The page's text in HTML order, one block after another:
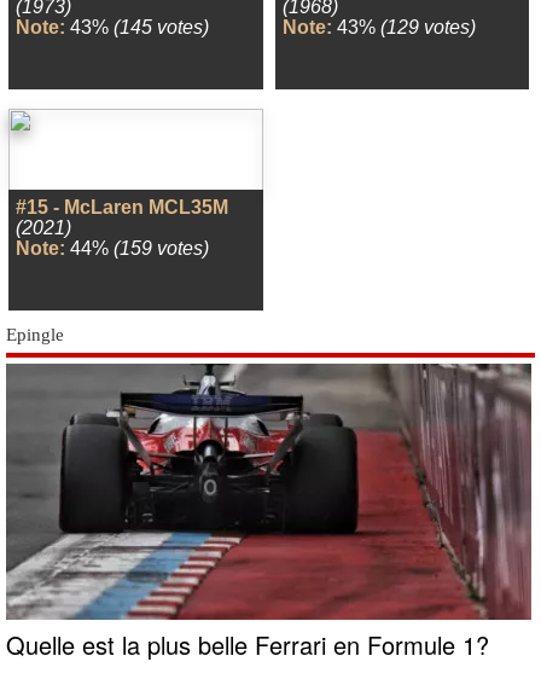
(1973)
Note: 43% (145 votes)
(1968)
Note: 43% (129 votes)
#15 - McLaren MCL35M
(2021)
Note: 44% (159 votes)
Epingle
Quelle est la plus belle Ferrari en Formule 1?